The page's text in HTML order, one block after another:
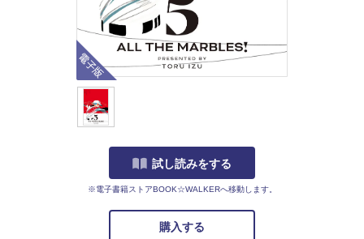
電子版
試し読みをする
※電子書籍ストアBOOK☆WALKERへ移動します。
購入する